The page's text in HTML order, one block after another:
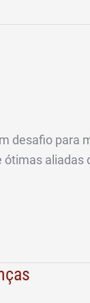
desafio